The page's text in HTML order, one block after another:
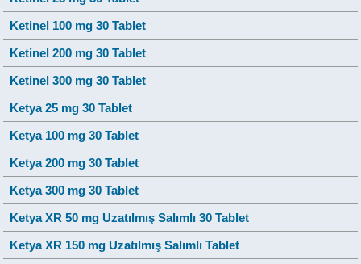
Ketinel 100 mg 30 Tablet
Ketinel 200 mg 30 Tablet
Ketinel 300 mg 30 Tablet
Ketya 25 mg 30 Tablet
Ketya 100 mg 30 Tablet
Ketya 200 mg 30 Tablet
Ketya 300 mg 30 Tablet
Ketya XR 50 mg Uzatılmış Salımlı 30 Tablet
Ketya XR 150 mg Uzatılmış Salımlı Tablet